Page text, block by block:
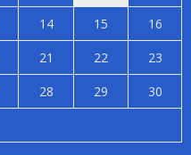
14 15
16
21 22
23
28 29
30